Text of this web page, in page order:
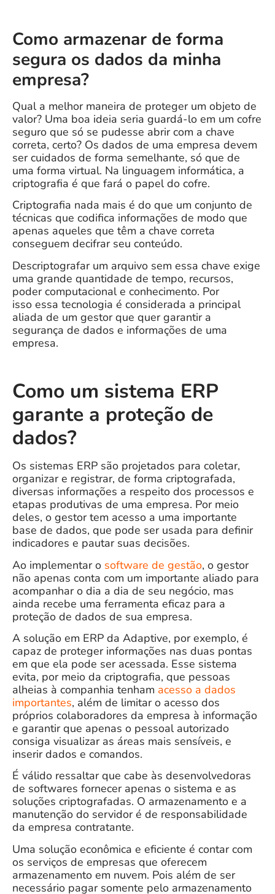
Como armazenar de forma
segura os dados da minha
empresa?
Qual a melhor maneira de proteger um objeto de
valor? Uma boa ideia seria guardá-lo em um cofre
seguro que só se pudesse abrir com a chave
correta, certo? Os dados de uma empresa devem
ser cuidados de forma semelhante, só que de
uma forma virtual. Na linguagem informática, a
criptografia é que fará o papel do cofre.
Criptografia nada mais é do que um conjunto de
técnicas que codifica informações de modo que
apenas aqueles que têm a chave correta
conseguem decifrar seu conteúdo.
Descriptografar um arquivo sem essa chave exige
uma grande quantidade de tempo, recursos,
poder computacional e conhecimento. Por
isso essa tecnologia é considerada a principal
aliada de um gestor que quer garantir a
segurança de dados e informações de uma
empresa.
Como um sistema ERP
garante a proteção de
dados?
Os sistemas ERP são projetados para coletar,
organizar e registrar, de forma criptografada,
diversas informações a respeito dos processos e
etapas produtivas de uma empresa. Por meio
deles, o gestor tem acesso a uma importante
base de dados, que pode ser usada para definir
indicadores e pautar suas decisões.
Ao implementar o software de gestão, o gestor
não apenas conta com um importante aliado para
acompanhar o dia a dia de seu negócio, mas
ainda recebe uma ferramenta eficaz para a
proteção de dados de sua empresa.
A solução em ERP da Adaptive, por exemplo, é
capaz de proteger informações nas duas pontas
em que ela pode ser acessada. Esse sistema
evita, por meio da criptografia, que pessoas
alheias à companhia tenham acesso a dados
importantes, além de limitar o acesso dos
próprios colaboradores da empresa à informação
e garantir que apenas o pessoal autorizado
consiga visualizar as áreas mais sensíveis, e
inserir dados e comandos.
É válido ressaltar que cabe às desenvolvedoras
de softwares fornecer apenas o sistema e as
soluções criptografadas. O armazenamento e a
manutenção do servidor é de responsabilidade
da empresa contratante.
Uma solução econômica e eficiente é contar com
os serviços de empresas que oferecem
armazenamento em nuvem. Pois além de ser
necessário pagar somente pelo armazenamento